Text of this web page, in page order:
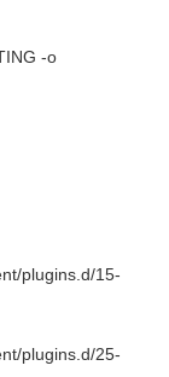
-o
plugins.d/15-
plugins.d/25-